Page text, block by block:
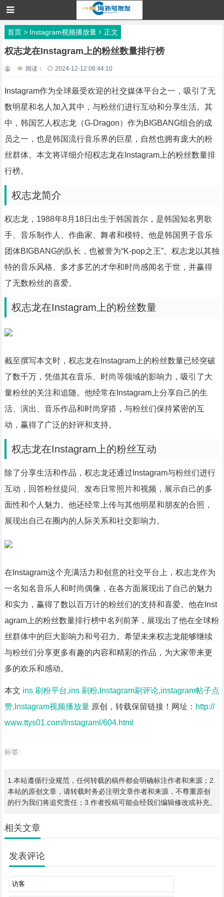
首页> Instagram视频播放量 正文
权志龙在Instagram上的粉丝数量排行榜
阅读： 2024-12-12 08:44:10
Instagram作为全球最受欢迎的社交媒体平台之一，吸引了无
数明星和名人加入其中，与粉丝们进行互动和分享生活。其
中，韩国艺人权志龙（G-Dragon）作为BIGBANG组合的成
员之一，也是韩国流行音乐界的巨星，自然也拥有庞大的粉
丝群体。本文将详细介绍权志龙在Instagram上的粉丝数量排
行榜。
权志龙简介
权志龙，1988年8月18日出生于韩国首尔，是韩国知名男歌
手、音乐制作人、作曲家、舞者和模特。他是韩国男子音乐
团体BIGBANG的队长，也被誉为“K-pop之王”。权志龙以其独
特的音乐风格、多才多艺的才华和时尚感闻名于世，并赢得
了无数粉丝的喜爱。
权志龙在Instagram上的粉丝数量
截至撰写本文时，权志龙在Instagram上的粉丝数量已经突破
了数千万，凭借其在音乐、时尚等领域的影响力，吸引了大
量粉丝的关注和追随。他经常在Instagram上分享自己的生
活、演出、音乐作品和时尚穿搭，与粉丝们保持紧密的互
动，赢得了广泛的好评和支持。
权志龙在Instagram上的粉丝互动
除了分享生活和作品，权志龙还通过Instagram与粉丝们进行
互动，回答粉丝提问、发布日常照片和视频，展示自己的多
面性和个人魅力。他还经常上传与其他明星和朋友的合照，
展现出自己在圈内的人际关系和社交影响力。
在Instagram这个充满活力和创意的社交平台上，权志龙作为
一名知名音乐人和时尚偶像，在各方面展现出了自己的魅力
和实力，赢得了数以百万计的粉丝们的支持和喜爱。他在Inst
agram上的粉丝数量排行榜中名列前茅，展现出了他在全球粉
丝群体中的巨大影响力和号召力。希望未来权志龙能够继续
与粉丝们分享更多有趣的内容和精彩的作品，为大家带来更
多的欢乐和感动。
本文 ins 刷粉平台,ins 刷粉,Instagram刷评论,instagram帖子点
赞,Instagram视频播放量原创，转载保留链接！网址： http://
www.ttys01.com/Instagraml/604.html
标签:
1.本站遵循行业规范，任何转载的稿件都会明确标注作者和来源；2.
本站的原创文章，请转载时务必注明文章作者和来源，不尊重原创
的行为我们将追究责任；3.作者投稿可能会经我们编辑修改或补充。
相关文章
发表评论